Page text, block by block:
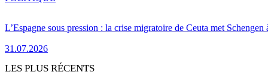
L’Espagne sous pression : la crise migratoire de Ceuta met Schengen
31.07.2026
LES PLUS RÉCENTS